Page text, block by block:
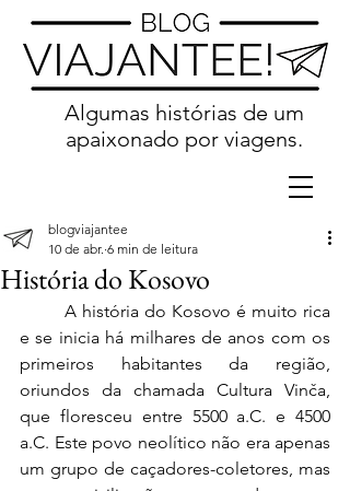
Algumas histórias de um
apaixonado por viagens.
História do Kosovo
blogviajantee
10 de abr. 6 min de leitura
e se inicia há milhares de anos com os
primeiros habitantes da região,
oriundos da chamada Cultura Vinča,
que floresceu entre 5500 a.C. e 4500
a.C. Este povo neolítico não era apenas
um grupo de caçadores-coletores, mas